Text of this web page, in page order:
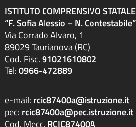
ISTITUTO COMPRENSIVO STATALE
“F. Sofia Alessio – N. Contestabile”
Via Corrado Alvaro, 1
89029 Taurianova (RC)
Cod. Fisc.91021610802
Tel:0966-472889
e-mail: rcic87400a@istruzione.it
pec: rcic87400a@pec.istruzione.it
Cod. Mecc. RCIC87400A